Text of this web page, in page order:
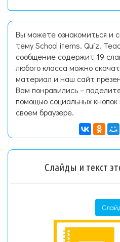
Вы можете ознакомиться и
тему School items. Quiz.
сообщение содержит 19
любого класса можно
материал и наш сайт
Вам понравились –
помощью социальных
своем браузере.
Слайды и текст